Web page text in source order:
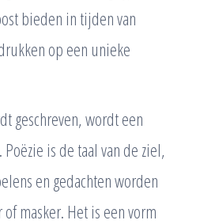
bieden in tijden van
op een unieke
geschreven, wordt een
is de taal van de ziel,
en gedachten worden
masker. Het is een vorm